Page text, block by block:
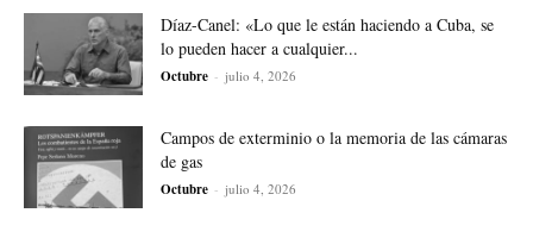
Díaz-Canel: «Lo que le están haciendo a Cuba, se
lo pueden hacer a cualquier...
Octubre - julio 4, 2026
Campos de exterminio o la memoria de las cámaras
de gas
Octubre - julio 4, 2026